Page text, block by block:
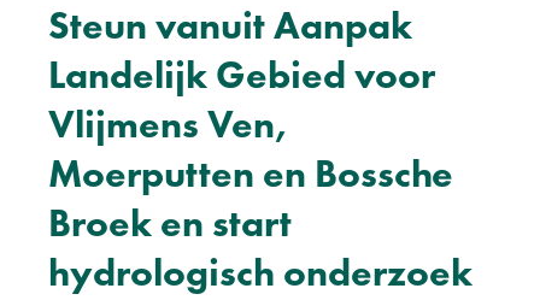
Steun vanuit Aanpak
Landelijk Gebied voor
Vlijmens Ven,
Moerputten en Bossche
Broek en start
hydrologisch onderzoek